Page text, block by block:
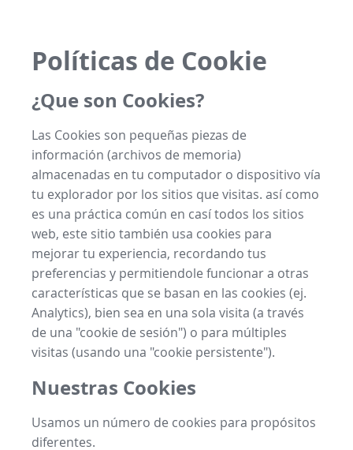
Políticas de Cookie
¿Que son Cookies?
Las Cookies son pequeñas piezas de
información (archivos de memoria)
almacenadas en tu computador o dispositivo vía
tu explorador por los sitios que visitas. así como
es una práctica común en casí todos los sitios
web, este sitio también usa cookies para
mejorar tu experiencia, recordando tus
preferencias y permitiendole funcionar a otras
características que se basan en las cookies (ej.
Analytics), bien sea en una sola visita (a través
de una "cookie de sesión") o para múltiples
visitas (usando una "cookie persistente").
Nuestras Cookies
Usamos un número de cookies para propósitos
diferentes.